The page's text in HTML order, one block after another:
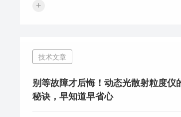
钙、高岭土及其他粉体行业，尤其对于在液体中
定（适用不溶于水/液体分散剂的样品，常用）‌
取少量待测试粉体样品，加入适合的分散介质
离子水，特殊样品可选乙...
+
技术文章
别等故障才后悔！动态光散射粒度仪
秘诀，早知道早省心